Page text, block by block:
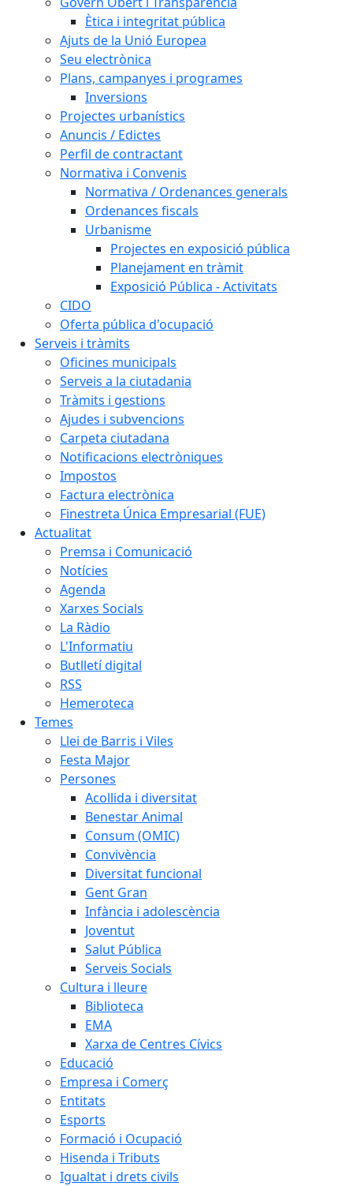
Ètica i integritat pública
Ajuts de la Unió Europea
Seu electrònica
Plans, campanyes i programes
Inversions
Projectes urbanístics
Anuncis / Edictes
Perfil de contractant
Normativa i Convenis
Normativa / Ordenances generals
Ordenances fiscals
Urbanisme
Projectes en exposició pública
Planejament en tràmit
Exposició Pública - Activitats
CIDO
Oferta pública d'ocupació
Serveis i tràmits
Oficines municipals
Serveis a la ciutadania
Tràmits i gestions
Ajudes i subvencions
Carpeta ciutadana
Notificacions electròniques
Impostos
Factura electrònica
Finestreta Única Empresarial (FUE)
Actualitat
Premsa i Comunicació
Notícies
Agenda
Xarxes Socials
La Ràdio
L'Informatiu
Butlletí digital
RSS
Hemeroteca
Temes
Llei de Barris i Viles
Festa Major
Persones
Acollida i diversitat
Benestar Animal
Consum (OMIC)
Convivència
Diversitat funcional
Gent Gran
Infància i adolescència
Joventut
Salut Pública
Serveis Socials
Cultura i lleure
Biblioteca
EMA
Xarxa de Centres Cívics
Educació
Empresa i Comerç
Entitats
Esports
Formació i Ocupació
Hisenda i Tributs
Igualtat i drets civils